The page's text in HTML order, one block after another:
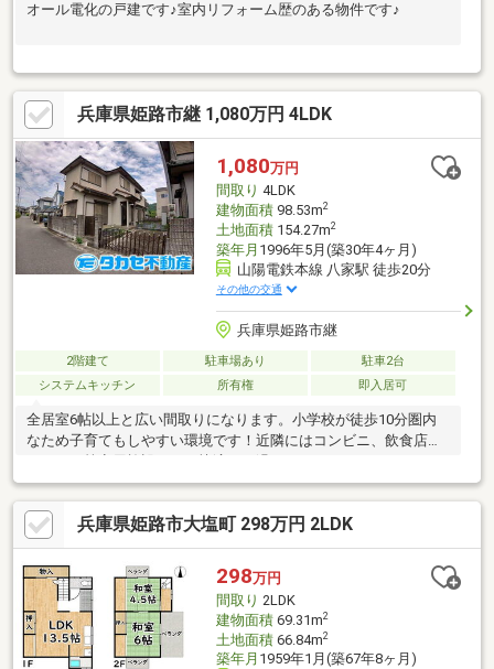
オール電化の戸建です♪室内リフォーム歴のある物件です♪
兵庫県姫路市継 1,080万円 4LDK
1,080万円
間取り 4LDK
建物面積98.53m2
土地面積154.27m2
築年月 1996年5月(築30年4ヶ月)
山陽電鉄本線 八家駅 徒歩20分
その他の交通
兵庫県姫路市継
2階建て 駐車場あり
駐車2台
システムキッチン
所有権 即入居可
全居室6帖以上と広い間取りになります。小学校が徒歩10分圏内
なため子育てもしやすい環境です！近隣にはコンビニ、飲食店、
スーパー等商用施設もあり快適にお過ごしできます！
兵庫県姫路市大塩町 298万円 2LDK
298万円
間取り 2LDK
建物面積69.31m2
土地面積66.84m2
築年月 1959年1月(築67年8ヶ月)